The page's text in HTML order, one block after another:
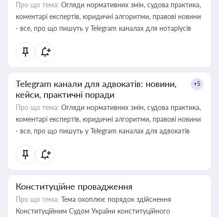
Про що тема: Огляди нормативних змін, судова практика,
коментарі експертів, юридичні алгоритми, правові новини
- все, про що пишуть у Telegram каналах для нотаріусів
Telegram канали для адвокатів: новини,
кейси, практичні поради
+5
Про що тема: Огляди нормативних змін, судова практика,
коментарі експертів, юридичні алгоритми, правові новини
- все, про що пишуть у Telegram каналах для адвокатів
Конституційне провадження
Про що тема: Тема охоплює порядок здійснення
Конституційним Судом України конституційного